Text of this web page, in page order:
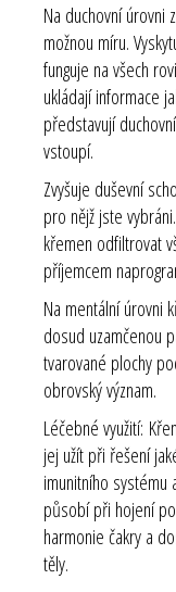
Na duchovní úrovni
možnou míru.
funguje na všech
ukládají informace
představují
vstoupí.
Zvyšuje duševní
pro nějž jste
křemen odfiltrovat
příjemcem
Na mentální úrovni
dosud uzamčenou
tvarované plochy
obrovský význam.
Léčebné využití:
jej užít při řešení
imunitního systému
působí při hojení
harmonie čakry a
těly.